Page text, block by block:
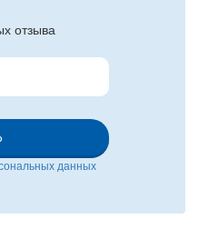
отзыва
данных